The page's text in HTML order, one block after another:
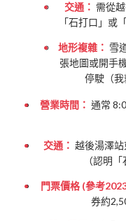
交通： 需從
「石打口」或
地形複雜： 雪
張地圖或開手
停駛（
營業時間： 通常
交通： 越後湯澤
（認明
門票價格 (參考
券約